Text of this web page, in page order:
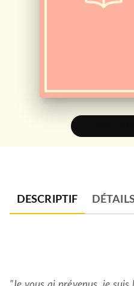
DESCRIPTIF